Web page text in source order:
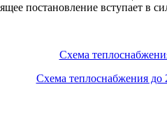
постановление вступает в
Схема
Схема теплоснабжения до